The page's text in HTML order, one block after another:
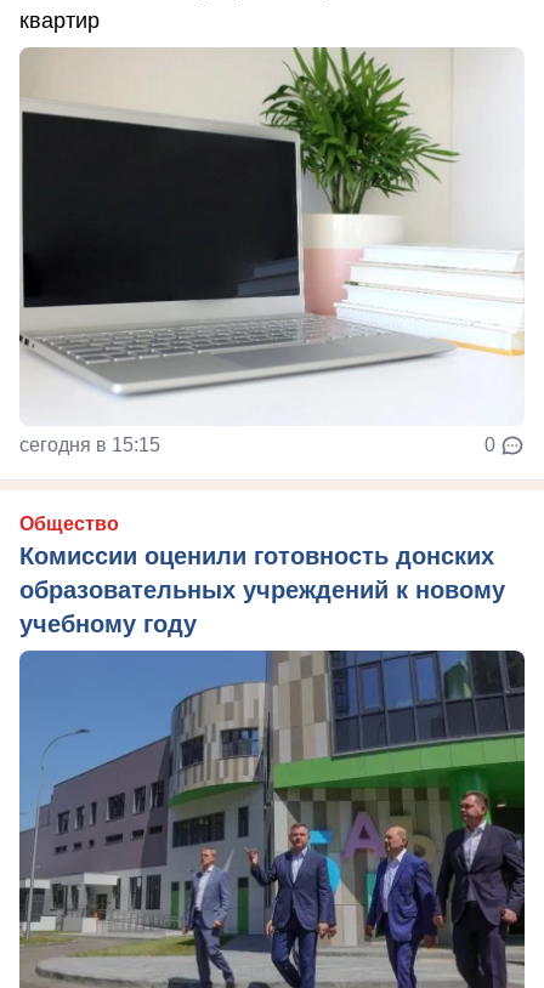
квартир
сегодня в 15:15 0
Общество
Комиссии оценили готовность донских
образовательных учреждений к новому
учебному году